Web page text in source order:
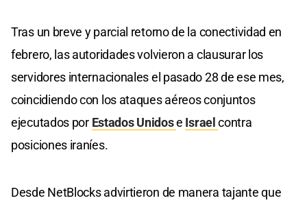
Tras un breve y parcial retorno de la conectividad en
febrero, las autoridades volvieron a clausurar los
servidores internacionales el pasado 28 de ese mes,
coincidiendo con los ataques aéreos conjuntos
ejecutados por Estados Unidose Israelcontra
posiciones iraníes.
Desde NetBlocks advirtieron de manera tajante que